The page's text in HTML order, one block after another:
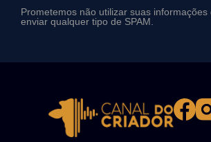
Prometemos não utilizar suas informações
enviar qualquer tipo de SPAM.